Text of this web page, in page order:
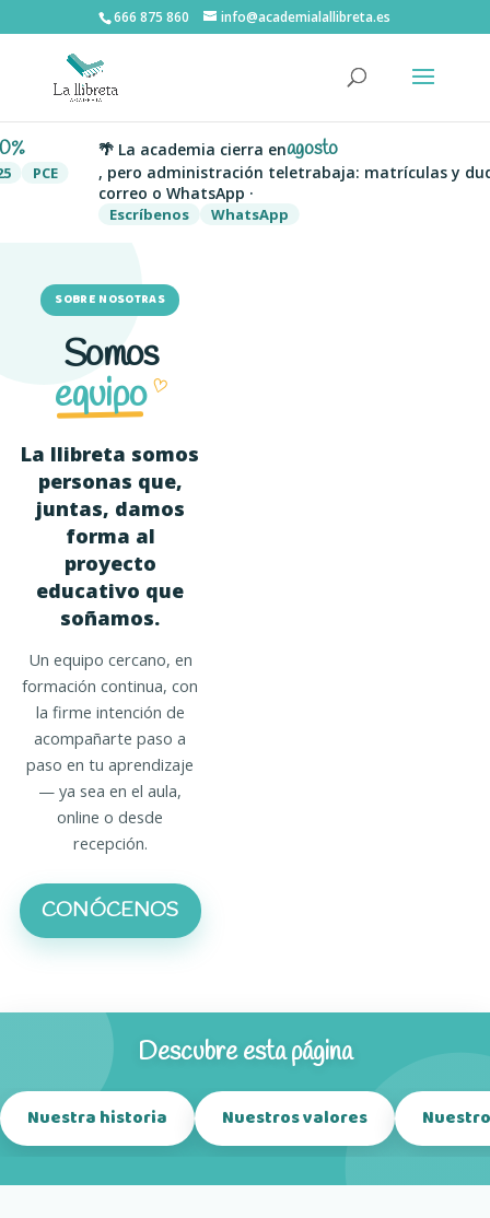
666 875 860 info@academialallibreta.es
🌴 La academia cierra enagosto
, pero administración teletrabaja: matrículas y dudas
correo o WhatsApp ·
Escríbenos WhatsApp
SOBRE NOSOTRAS
Somos
equipo ♡
La llibreta somos
personas que,
juntas, damos
forma al
proyecto
educativo que
soñamos.
Un equipo cercano, en
formación continua, con
la firme intención de
acompañarte paso a
paso en tu aprendizaje
— ya sea en el aula,
online o desde
recepción.
CONÓCENOS
Descubre esta página
Nuestra historia Nuestros valores